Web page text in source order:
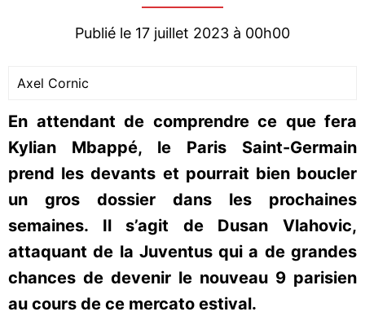
Publié le 17 juillet 2023 à 00h00
Axel Cornic
En attendant de comprendre ce que fera
Kylian Mbappé, le Paris Saint-Germain
prend les devants et pourrait bien boucler
un gros dossier dans les prochaines
semaines. Il s’agit de Dusan Vlahovic,
attaquant de la Juventus qui a de grandes
chances de devenir le nouveau 9 parisien
au cours de ce mercato estival.